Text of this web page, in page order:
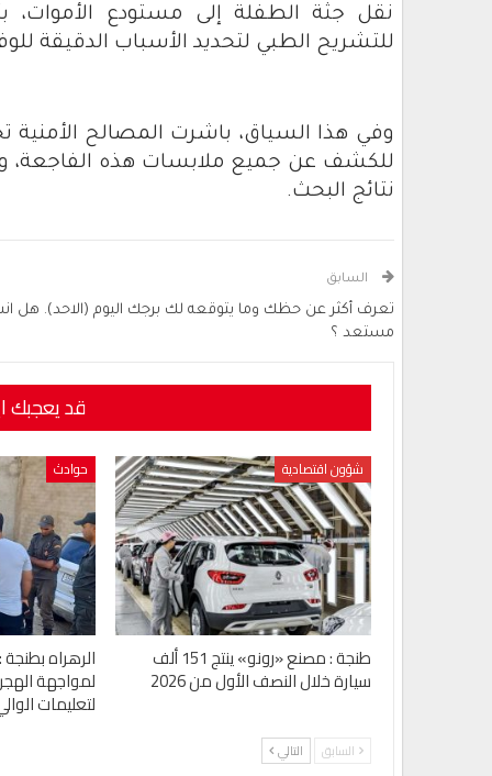
نقل جثة الطفلة إلى مستودع الأموات،
للتشريح الطبي لتحديد الأسباب الدقيقة
وفي هذا السياق، باشرت المصالح الأمنية
للكشف عن جميع ملابسات هذه الفاجعة،
نتائج البحث.
السابق
تعرف أكثر عن حظك وما يتوقعه لك برجك اليوم (الاحد). هل
مستعد ؟
قد يعجبك
شؤون اقتصادية
طنجة : مصنع «رونو» ينتج 151 ألف
سيارة خلال النصف الأول من 2026
حوادث
الرهراه
لمواجهة
لتعليمات
السابق التالي